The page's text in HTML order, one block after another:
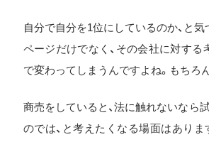
自分で自分を1位にしているのか、と気
ページだけでなく、その会社に対する
で変わってしまうんですよね。もちろ
商売をしていると、法に触れないなら
のでは、と考えたくなる場面はありま